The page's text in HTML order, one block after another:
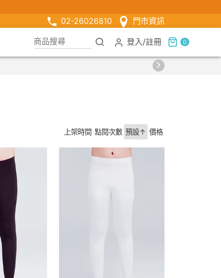
02-26026810
門市資訊
登入 /註冊 0
上架時間 點閱次數 預設↑ 價格